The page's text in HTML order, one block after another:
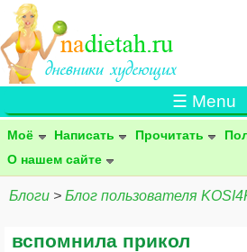
☰ Menu
Моё Написать Прочитать
О нашем сайте
Блоги > Блог пользователя
вспомнила прикол